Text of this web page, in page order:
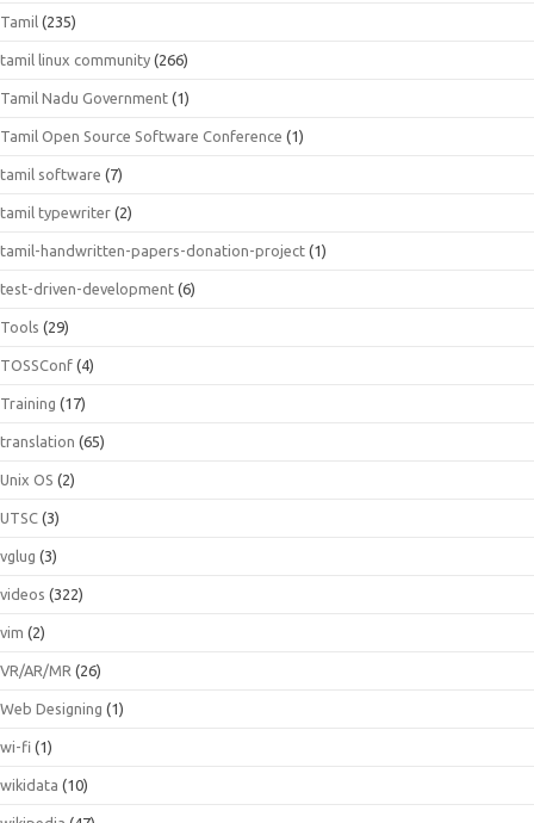
Tamil (235)
tamil linux community (266)
Tamil Nadu Government (1)
Tamil Open Source Software Conference (1)
tamil software (7)
tamil typewriter (2)
tamil-handwritten-papers-donation-project (1)
test-driven-development (6)
Tools (29)
TOSSConf (4)
Training (17)
translation (65)
Unix OS (2)
UTSC (3)
vglug (3)
videos (322)
vim (2)
VR/AR/MR (26)
Web Designing (1)
wi-fi (1)
wikidata (10)